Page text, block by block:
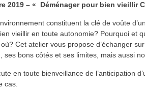
2019 – « Déménager pour bien vieillir
constituent la clé de voûte
vieillir en toute autonomie? Pourquoi et
Cet atelier vous propose d’échanger
ses bons côtés et ses limites, mais aussi
en toute bienveillance de l’anticipation
cas.